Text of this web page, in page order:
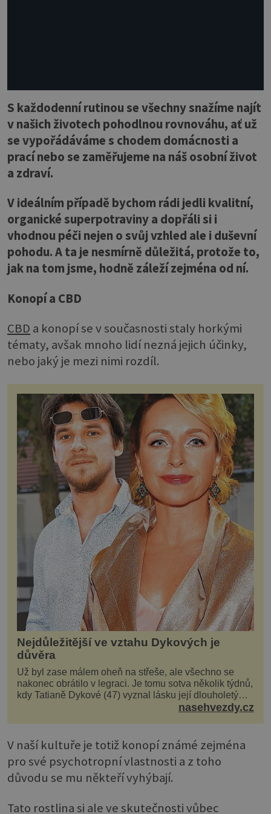
S každodenní rutinou se všechny snažíme najít
v našich životech pohodlnou rovnováhu, ať už
se vypořádáváme s chodem domácnosti a
prací nebo se zaměřujeme na náš osobní život
a zdraví.
V ideálním případě bychom rádi jedli kvalitní,
organické superpotraviny a dopřáli si i
vhodnou péči nejen o svůj vzhled ale i duševní
pohodu. A ta je nesmírně důležitá, protože to,
jak na tom jsme, hodně záleží zejména od ní.
Konopí a CBD
CBD a konopí se v současnosti staly horkými
tématy, avšak mnoho lidí nezná jejich účinky,
nebo jaký je mezi nimi rozdíl.
Nejdůležitější ve vztahu Dykových je
důvěra
Už byl zase málem oheň na střeše, ale všechno se
nakonec obrátilo v legraci. Je tomu sotva několik týdnů,
kdy Tatianě Dykové (47) vyznal lásku její dlouholetý
kolega a kamarád. Lidé si hned mysleli, ž...nasehvezdy.cz
V naší kultuře je totiž konopí známé zejména
pro své psychotropní vlastnosti a z toho
důvodu se mu někteří vyhýbají.
Tato rostlina si ale ve skutečnosti vůbec